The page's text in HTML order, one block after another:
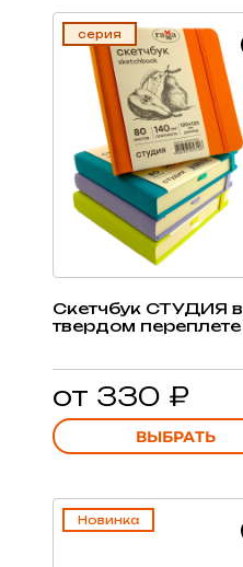
серия
Скетчбук СТУДИЯ в
твердом переплете
от 330 ₽
ВЫБРАТЬ
Новинка